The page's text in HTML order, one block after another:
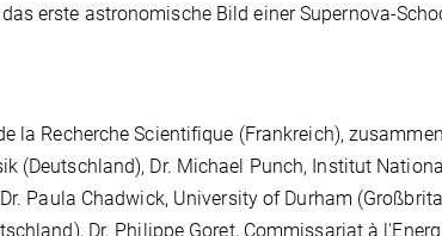
erste astronomische Bild einer Supernova-
la Recherche Scientifique (Frankreich),
(Deutschland), Dr. Michael Punch, Institut
Paula Chadwick, University of Durham
Dr. Philippe Goret, Commissariat à